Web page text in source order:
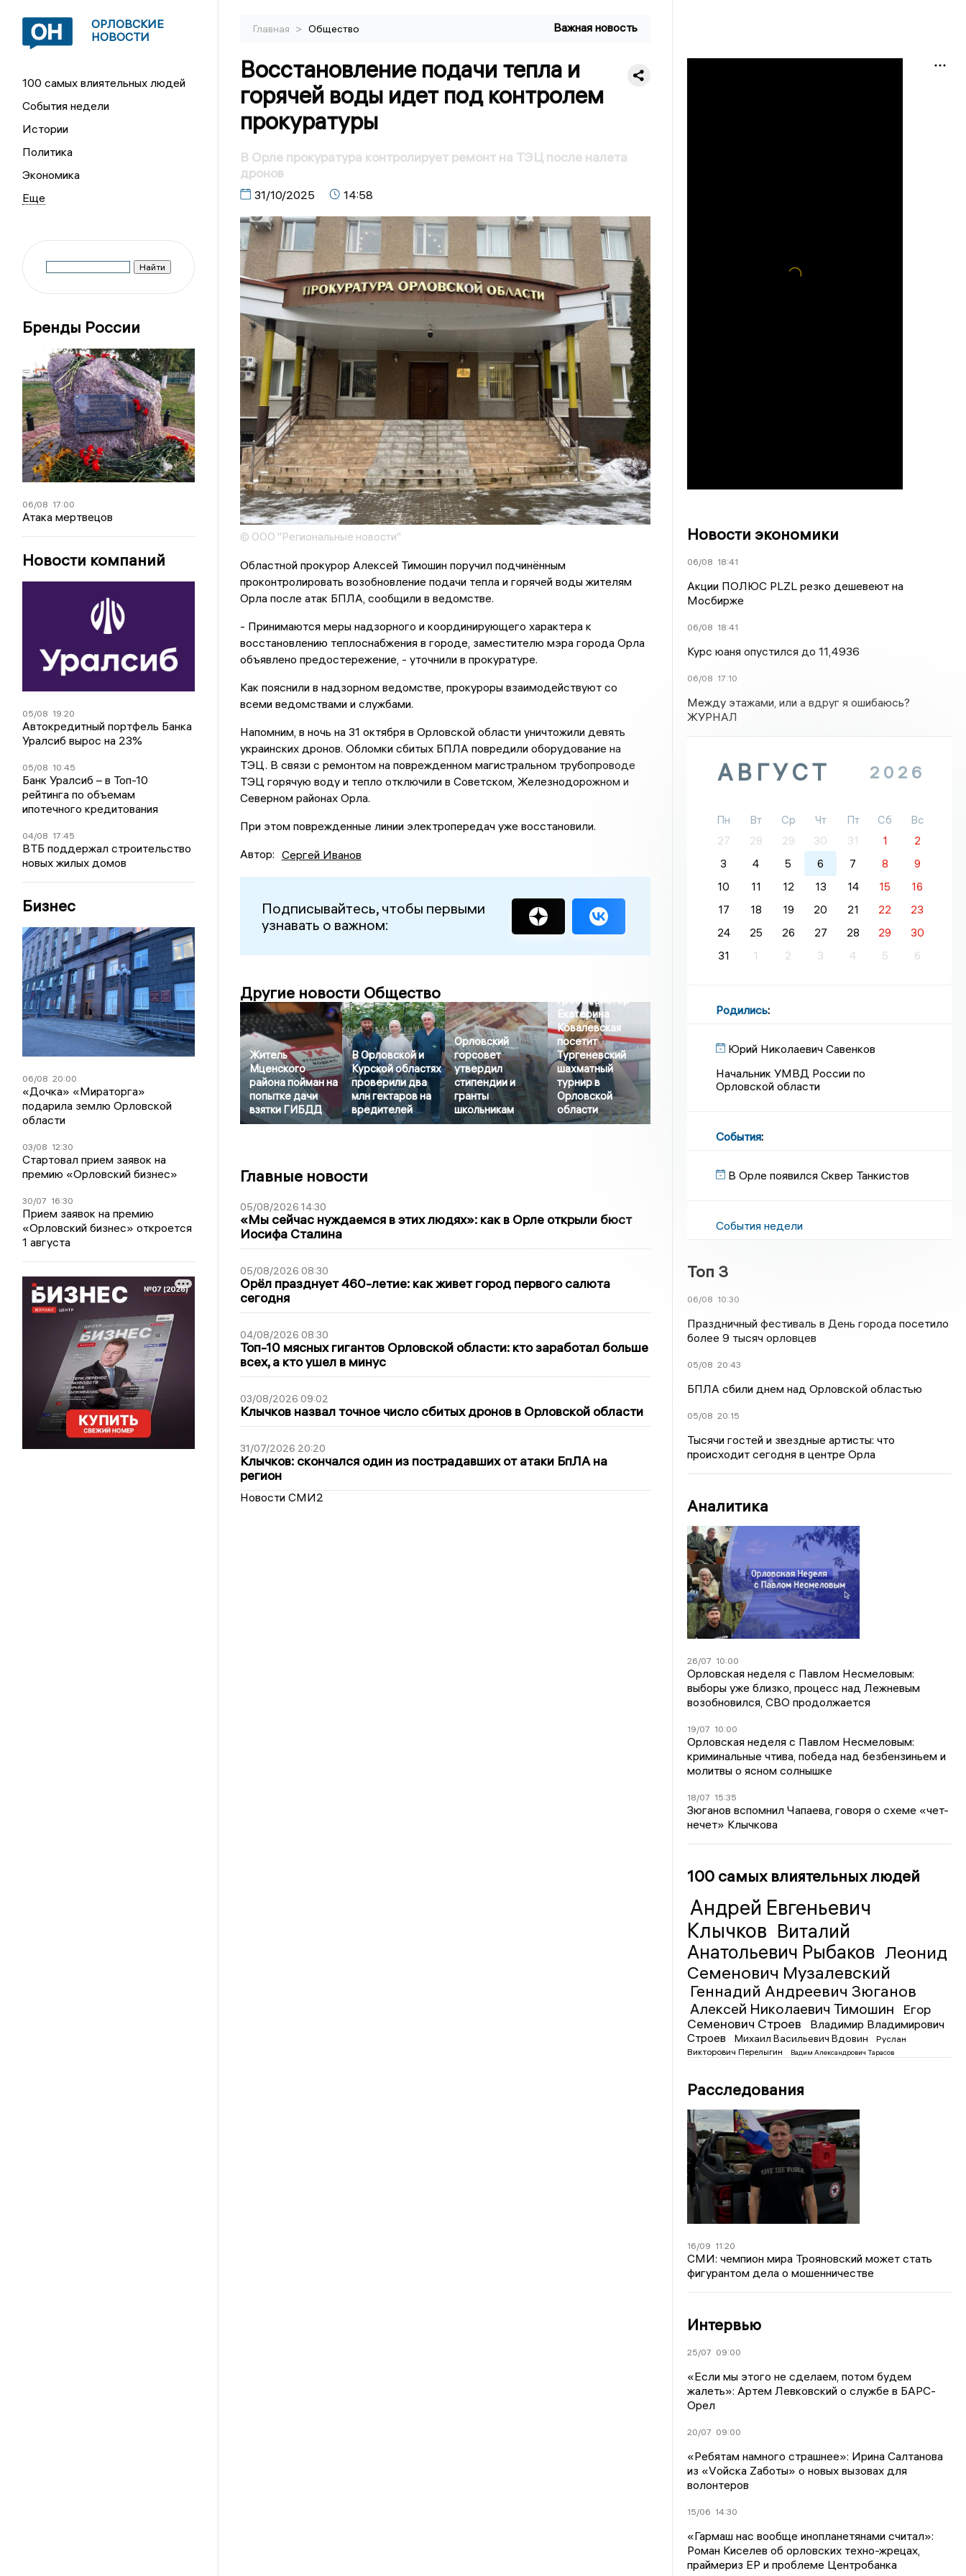
ОРЛОВСКИЕ
НОВОСТИ
100 самых влиятельных людей
События недели
Истории
Политика
Экономика
Бренды России
06/08 17:00
Атака мертвецов
Новости компаний
05/08 19:20
Автокредитный портфель Банка
Уралсиб вырос на 23%
05/08 10:45
Банк Уралсиб – в Топ-10
рейтинга по объемам
ипотечного кредитования
04/08 17:45
ВТБ поддержал строительство
новых жилых домов
Бизнес
06/08 20:00
«Дочка» «Мираторга»
подарила землю Орловской
области
03/08 12:30
Стартовал прием заявок на
премию «Орловский бизнес»
30/07 16:30
Прием заявок на премию
«Орловский бизнес» откроется
1 августа
Главная > Общество Важная новость
Восстановление подачи тепла и
горячей воды идет под контролем
прокуратуры
В Орле прокуратура контролирует ремонт на ТЭЦ после налета
дронов
31/10/2025 14:58
© ООО "Региональные новости"
Областной прокурор Алексей Тимошин поручил подчинённым
проконтролировать возобновление подачи тепла и горячей воды жителям
Орла после атак БПЛА, сообщили в ведомстве.
- Принимаются меры надзорного и координирующего характера к
восстановлению теплоснабжения в городе, заместителю мэра города Орла
объявлено предостережение, - уточнили в прокуратуре.
Как пояснили в надзорном ведомстве, прокуроры взаимодействуют со
всеми ведомствами и службами.
Напомним, в ночь на 31 октября в Орловской области уничтожили девять
украинских дронов. Обломки сбитых БПЛА повредили оборудование на
ТЭЦ. В связи с ремонтом на поврежденном магистральном трубопроводе
ТЭЦ горячую воду и тепло отключили в Советском, Железнодорожном и
Северном районах Орла.
При этом поврежденные линии электропередач уже восстановили.
Автор: Сергей Иванов
Подписывайтесь, чтобы первыми
узнавать о важном:
Другие новости Общество
Житель
Мценского
района пойман на
попытке дачи
взятки ГИБДД
В Орловской и
Курской областях
проверили два
млн гектаров на
вредителей
Орловский
горсовет
утвердил
стипендии и
гранты
школьникам
Гроссмейстер
Екатерина
Ковалевская
посетит
Тургеневский
шахматный
турнир в
Орловской
области
Главные новости
05/08/2026 14:30
«Мы сейчас нуждаемся в этих людях»: как в Орле открыли бюст
Иосифа Сталина
05/08/2026 08:30
Орёл празднует 460-летие: как живет город первого салюта
сегодня
04/08/2026 08:30
Топ-10 мясных гигантов Орловской области: кто заработал больше
всех, а кто ушел в минус
03/08/2026 09:02
Клычков назвал точное число сбитых дронов в Орловской области
31/07/2026 20:20
Клычков: скончался один из пострадавших от атаки БпЛА на
регион
Новости СМИ2
Новости экономики
06/08 18:41
Акции ПОЛЮС PLZL резко дешевеют на
Мосбирже
06/08 18:41
Курс юаня опустился до 11,4936
06/08 17:10
Между этажами, или а вдруг я ошибаюсь?
ЖУРНАЛ
АВГУСТ 2026
Пн Вт Ср Чт Пт Сб
Вс
27
28 29 30 31 1
2
3
4 5 6 7 8
9
10
11 12 13 14 15
16
17
18 19 20 21 22
23
24
25 26 27 28 29
30
31
1 2 3 4 5 6
Родились:
Юрий Николаевич Савенков
Начальник УМВД России по
Орловской области
События:
В Орле появился Сквер Танкистов
События недели
Топ 3
06/08 10:30
Праздничный фестиваль в День города посетило
более 9 тысяч орловцев
05/08 20:43
БПЛА сбили днем над Орловской областью
05/08 20:15
Тысячи гостей и звездные артисты: что
происходит сегодня в центре Орла
Аналитика
26/07 10:00
Орловская неделя с Павлом Несмеловым:
выборы уже близко, процесс над Лежневым
возобновился, СВО продолжается
19/07 10:00
Орловская неделя с Павлом Несмеловым:
криминальные чтива, победа над безбензиньем и
молитвы о ясном солнышке
18/07 15:35
Зюганов вспомнил Чапаева, говоря о схеме «чет-
нечет» Клычкова
100 самых влиятельных людей
Андрей Евгеньевич
Клычков Виталий
Анатольевич Рыбаков Леонид
Семенович Музалевский
Геннадий Андреевич Зюганов
Алексей Николаевич Тимошин
Егор
Семенович Строев
Владимир Владимирович
Строев
Михаил Васильевич Вдовин
Руслан
Викторович Перелыгин
Вадим Александрович Тарасов
Расследования
16/09 11:20
СМИ: чемпион мира Трояновский может стать
фигурантом дела о мошенничестве
Интервью
25/07 09:00
«Если мы этого не сделаем, потом будем
жалеть»: Артем Левковский о службе в БАРС-
Орел
20/07 09:00
«Ребятам намного страшнее»: Ирина Салтанова
из «Vойска Zаботы» о новых вызовах для
волонтеров
15/06 14:30
«Гармаш нас вообще инопланетянами считал»:
Роман Киселев об орловских техно-жрецах,
праймериз ЕР и проблеме Центробанка